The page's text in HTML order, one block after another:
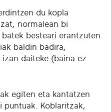
du kopla
normalean bi
besteari erantzuten
baldin badira,
daiteke (baina ez
egiten eta kantatzen
puntuak. Koblaritzak,